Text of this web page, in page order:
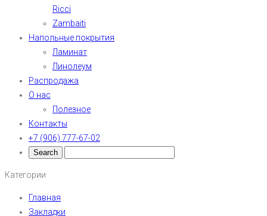
Ricci
Zambaiti
Напольные покрытия
Ламинат
Линолеум
Распродажа
О нас
Полезное
Контакты
+7 (906) 777-67-02
Категории
Главная
Закладки